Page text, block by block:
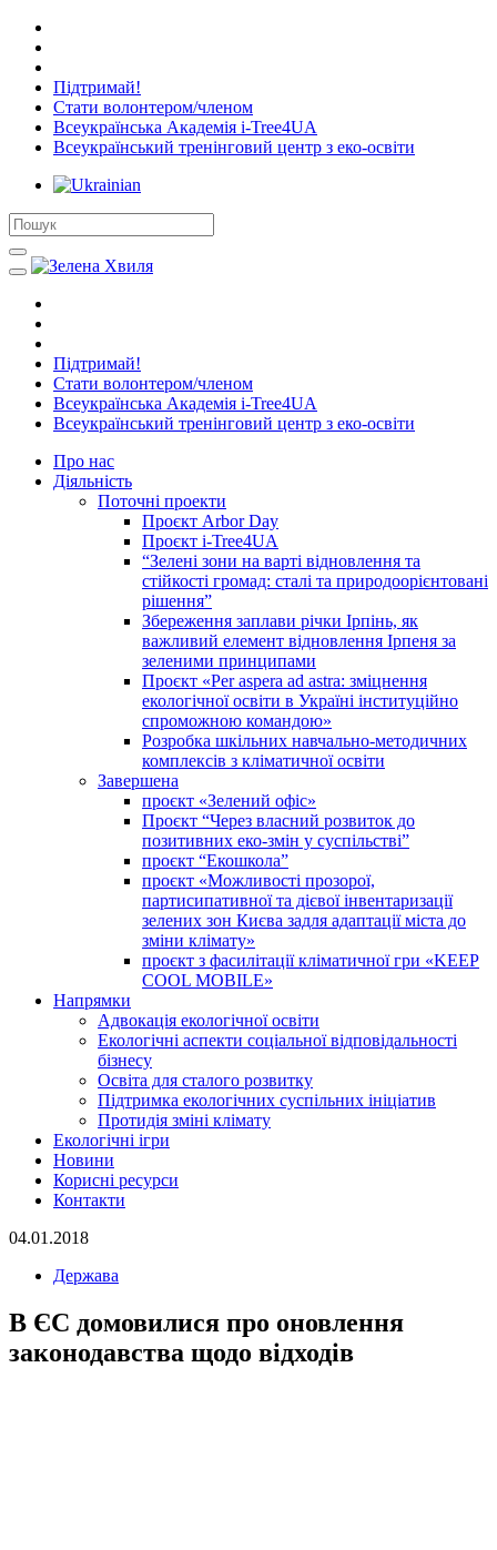
Підтримай!
Стати волонтером/членом
Всеукраїнська Академія i-Tree4UA
Всеукраїнський тренінговий центр з еко-освіти
Підтримай!
Стати волонтером/членом
Всеукраїнська Академія i-Tree4UA
Всеукраїнський тренінговий центр з еко-освіти
Про нас
Діяльність
Поточні проекти
Проєкт Arbor Day
Проєкт i-Tree4UA
“Зелені зони на варті відновлення та
стійкості громад: cталі та природоорієнтовані
рішення”
Збереження заплави річки Ірпінь, як
важливий елемент відновлення Ірпеня за
зеленими принципами
Проєкт «Per aspera ad astra: зміцнення
екологічної освіти в Україні інституційно
спроможною командою»
Розробка шкільних навчально-методичних
комплексів з кліматичної освіти
Завершена
проєкт «Зелений офіс»
Проєкт “Через власний розвиток до
позитивних еко-змін у суспільстві”
проєкт “Екошкола”
проєкт «Можливості прозорої,
партисипативної та дієвої інвентаризації
зелених зон Києва задля адаптації міста до
зміни клімату»
проєкт з фасилітації кліматичної гри «KEEP
COOL MOBILE»
Напрямки
Адвокація екологічної освіти
Екологічні аспекти соціальної відповідальності
бізнесу
Освіта для сталого розвитку
Підтримка екологічних суспільних ініціатив
Протидія зміні клімату
Екологічні ігри
Новини
Корисні ресурси
Контакти
04.01.2018
Держава
В ЄС домовилися про оновлення
законодавства щодо відходів